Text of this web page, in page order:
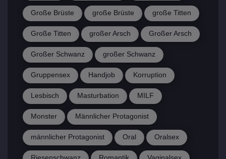
Große Brüste große Brüste große Titten
Große Titten großer Arsch Großer Arsch
Großer Schwanz großer Schwanz
Gruppensex Handjob Korruption
Lesbisch Masturbation MILF
Monster Männlicher Protagonist
männlicher Protagonist Oral Oralsex